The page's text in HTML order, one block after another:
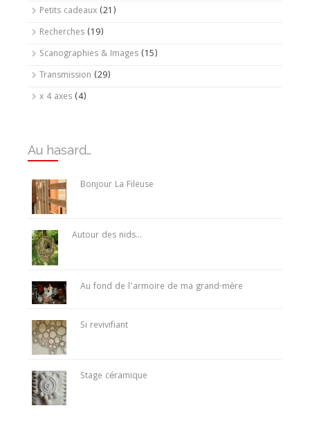
Petits cadeaux (21)
Recherches (19)
Scanographies & Images (15)
Transmission (29)
x 4 axes (4)
Au hasard…
Bonjour La Fileuse
Autour des nids…
Au fond de l’armoire de ma grand-mère
Si revivifiant
Stage céramique